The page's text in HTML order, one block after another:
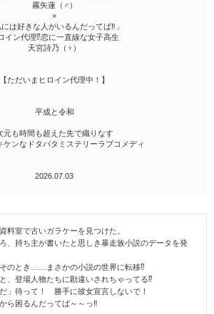
霧矢蓮（♂）
×
には好きな人がいるんだってば‼︎」
イン代理⁉恋に一直線な女子高生
天宮詩乃（♀）
【ただいまヒロイン代理中！】
平成と令和
元も時間も超えた先で織りなす
ケンなドタバタミステリーラブコメディ
2026.07.03
料室で古いガラケーを見つけた。
、持ち主が書いたと思しき暴走族小説のデータを発
のとき……まさかの小説の世界に転移⁉
、登場人物たちに勘違いされちゃってる⁉
」待って！ 勝手に彼女宣言しないで！
ら困るんだってば～～っ‼